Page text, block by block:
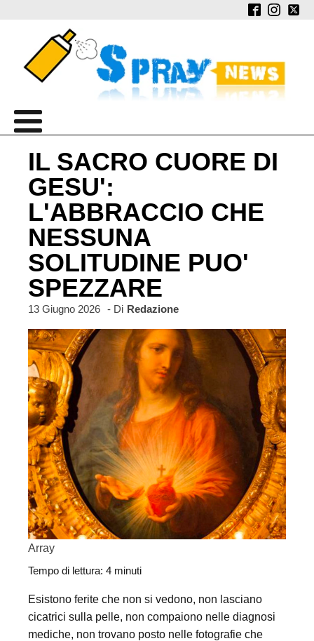
IL SACRO CUORE DI
GESU':
L'ABBRACCIO CHE
NESSUNA
SOLITUDINE PUO'
SPEZZARE
13 Giugno 2026 - Di Redazione
Array
Tempo di lettura: 4 minuti
Esistono ferite che non si vedono, non lasciano
cicatrici sulla pelle, non compaiono nelle diagnosi
mediche, non trovano posto nelle fotografie che